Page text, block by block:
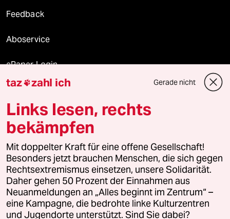
Feedback
Aboservice
ePaper Login
Downloads für Abonnierende
© 2026 taz Verlags und Vertriebs GmbH
Alle Rechte vorbehalten. Bei rechtlichen Fragen oder für Genehmigungen
wenden Sie sich bitte an
lizenzen@taz.de
Feedback Redaktionsstatut Kommune-Richtlinien
Leitlinie Informant Datenschutz Impressum AGB
taz zahl ich Gerade nicht
Links lesen, rechts
bekämpfen
Mit doppelter Kraft für eine offene Gesellschaft!
Besonders jetzt brauchen Menschen, die sich gegen
Rechtsextremismus einsetzen, unsere Solidarität.
Daher gehen 50 Prozent der Einnahmen aus
Neuanmeldungen an „Alles beginnt im Zentrum“ –
eine Kampagne, die bedrohte linke Kulturzentren
und Jugendorte unterstützt. Sind Sie dabei?